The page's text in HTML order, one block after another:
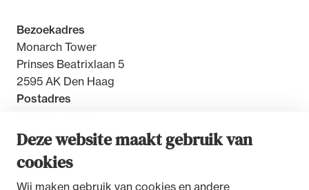
Deze website maakt gebruik van
cookies
Wij maken gebruik van cookies en andere
Bezoekadres
Monarch Tower
Prinses Beatrixlaan 5
2595 AK Den Haag
Postadres
2500 GW Den Haag